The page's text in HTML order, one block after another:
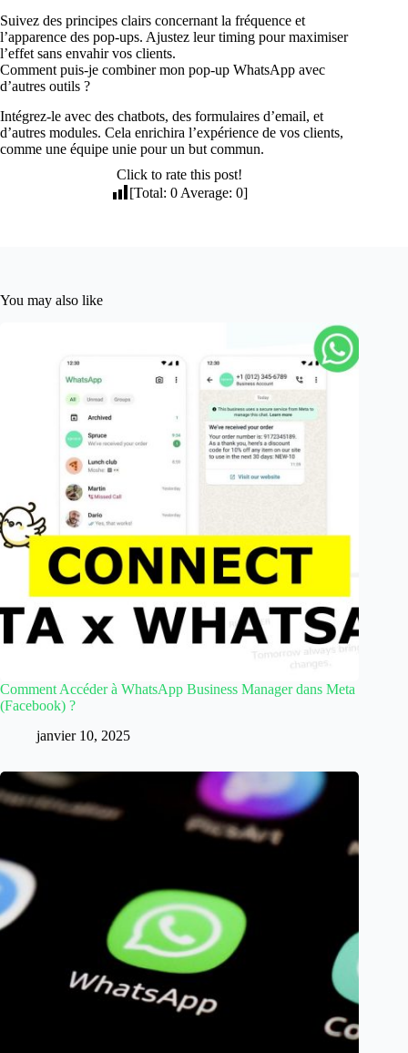
Suivez des principes clairs concernant la fréquence et
l’apparence des pop-ups. Ajustez leur timing pour maximiser
l’effet sans envahir vos clients.
Comment puis-je combiner mon pop-up WhatsApp avec
d’autres outils ?
Intégrez-le avec des chatbots, des formulaires d’email, et
d’autres modules. Cela enrichira l’expérience de vos clients,
comme une équipe unie pour un but commun.
Click to rate this post!
[Total:0 Average:0]
You may also like
Comment Accéder à WhatsApp Business Manager dans Meta
(Facebook) ?
janvier 10, 2025